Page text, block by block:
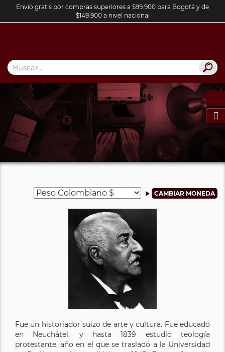
Envío gratis por compras superiores a $99.900 para Bogotá y de
$149.900 a nivel nacional

Fue un historiador suizo de arte y cultura. Fue educado
en Neuchâtel, y hasta 1839 estudió teología
protestante, año en el que se trasladó a la Universidad